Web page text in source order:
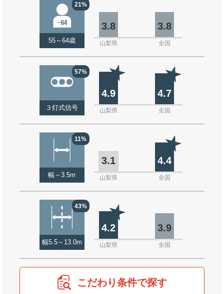
21%
55～64歳
3.8 3.8
山梨県 全国
57%
３灯式信号
4.9 4.7
山梨県 全国
11%
幅～3.5m
3.1 4.4
山梨県 全国
43%
幅5.5～13.0m
4.2 3.9
山梨県 全国
こだわり条件で探す